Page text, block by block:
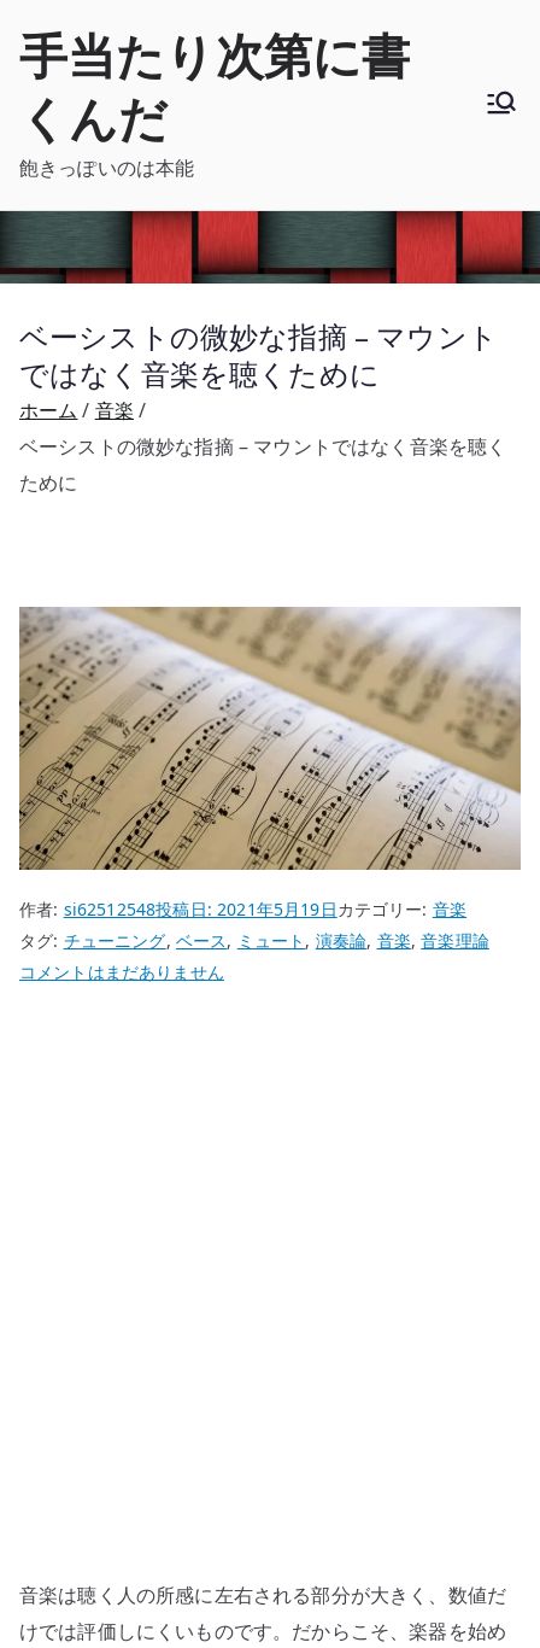
手当たり次第に書
くんだ
飽きっぽいのは本能
ベーシストの微妙な指摘 – マウント
ではなく音楽を聴くために
ホーム
音楽
ベーシストの微妙な指摘 – マウントではなく音楽を聴く
ために
作者: si62512548投稿日:2021年5月19日カテゴリー: 音楽
タグ: チューニング, ベース, ミュート , 演奏論, 音楽,音楽理論
ベ
音
楽
コメントはまだありません
音楽は聴く人の所感に左右される部分が大きく、数値だ
けでは評価しにくいものです。だからこそ、楽器を始め